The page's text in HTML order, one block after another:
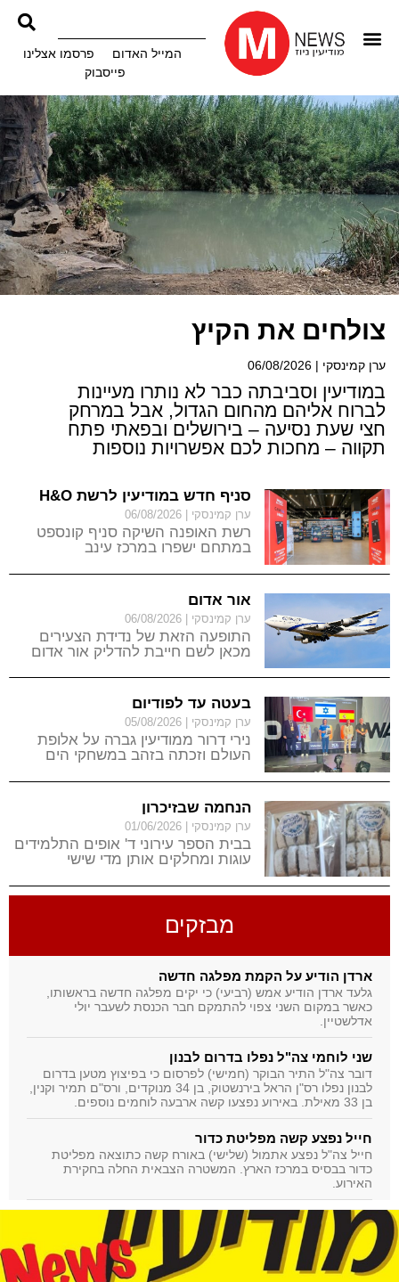
המייל האדום
פרסמו אצלינו
פייסבוק
צולחים את הקיץ
ערן קמינסקי 06/08/2026
במודיעין וסביבתה כבר לא נותרו מעיינות
לברוח אליהם מהחום הגדול, אבל במרחק
חצי שעת נסיעה – בירושלים ובפאתי פתח
תקווה – מחכות לכם אפשרויות נוספות
סניף חדש במודיעין לרשת H&O
ערן קמינסקי
רשת האופנה השיקה סניף קונספט
במתחם ישפרו במרכז עינב
אור אדום
ערן קמינסקי 06/08/2026
התופעה הזאת של נדידת הצעירים
מכאן לשם חייבת להדליק אור אדום
מוכנים בעד שום הון שבעולם לארוז
ולעזוב
בעטה עד לפודיום
ערן קמינסקי
נירי דרור ממודיעין גברה על אלופת
העולם וזכתה בזהב במשחקי הים
הנחמה שבזיכרון
ערן קמינסקי
בבית הספר עירוני ד' אופים התלמידים
עוגות ומחלקים אותן מדי שישי
הגבוה מה שהתחיל למען הורי הבוגרים
מבזקים
ארדן הודיע על הקמת מפלגה חדשה
גלעד ארדן הודיע אמש (רביעי) כי יקים מפלגה חדשה בראשותו,
כאשר במקום השני צפוי להתמקם חבר הכנסת לשעבר יולי
אדלשטיין.
שני לוחמי צה"ל נפלו בדרום לבנון
דובר צה"ל התיר הבוקר (חמישי) לפרסום כי בפיצוץ מטען בדרום
לבנון נפלו רס"ן הראל בירנשטוק, בן 34 מנוקדים, ורס"ם תמיר וקנין,
בן 33 מאילת. באירוע נפצעו קשה ארבעה לוחמים נוספים.
חייל נפצע קשה מפליטת כדור
חייל צה"ל נפצע אתמול (שלישי) באורח קשה כתוצאה מפליטת
כדור בבסיס במרכז הארץ. המשטרה הצבאית החלה בחקירת
האירוע.